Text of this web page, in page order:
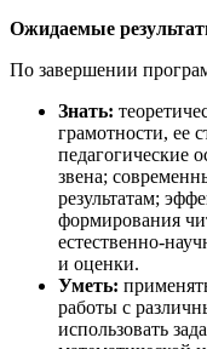
Ожидаемые
По завершении
Знать:
грамотности, ее
педагогические
звена;
результатам;
формирования
естественно-
и оценки.
Уметь:
работы с
использовать